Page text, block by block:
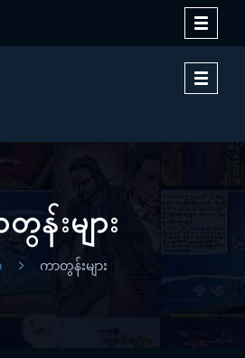
Toggle
Toggle
န်းများ
ကာတွန်းများ